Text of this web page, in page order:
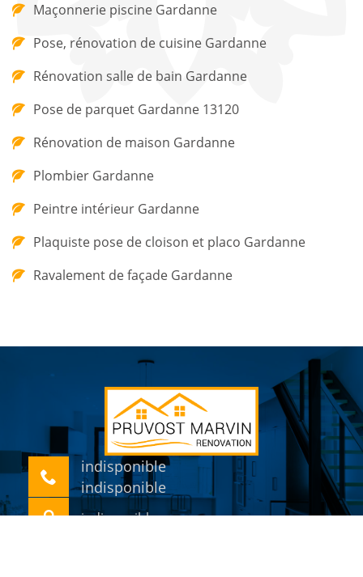
Maçonnerie piscine Gardanne
Pose, rénovation de cuisine Gardanne
Rénovation salle de bain Gardanne
Pose de parquet Gardanne 13120
Rénovation de maison Gardanne
Plombier Gardanne
Peintre intérieur Gardanne
Plaquiste pose de cloison et placo Gardanne
Ravalement de façade Gardanne
indisponible
indisponible
indisponible